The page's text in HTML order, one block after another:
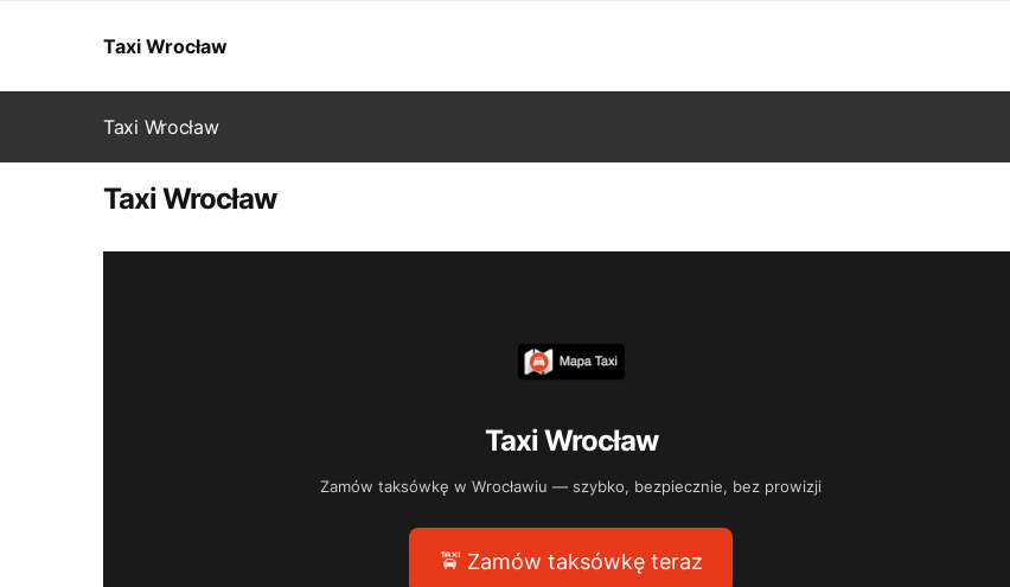
Taxi Wrocław
Taxi Wrocław
Taxi Wrocław
Taxi Wrocław
Zamów taksówkę w Wrocławiu — szybko, bezpiecznie, bez prowizji
🚖 Zamów taksówkę teraz